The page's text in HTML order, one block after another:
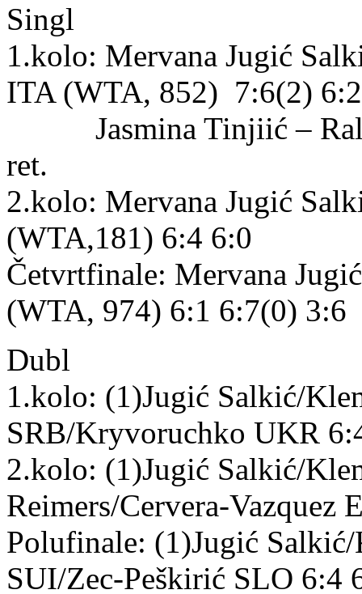
Singl
1.kolo: Mervana Jugić
ITA (WTA, 852) 7:6(2) 6:2
Jasmina Tinjiić –
ret.
2.kolo: Mervana Jugić
(WTA,181) 6:4 6:0
Četvrtfinale: Mervana
(WTA, 974) 6:1 6:7(0) 3:6
Dubl
1.kolo: (1)Jugić Salkić/
SRB/Kryvoruchko UKR
2.kolo: (1)Jugić Salkić/
Reimers/Cervera-Vazquez
Polufinale: (1)Jugić
SUI/Zec-Peškirić SLO 6:4